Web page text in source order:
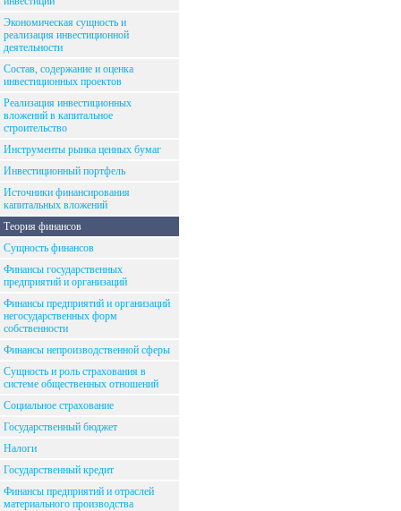
Экономическая сущность и
реализация инвестиционной
деятельности
Состав, содержание и оценка
инвестиционных проектов
Реализация инвестиционных
вложений в капитальное
строительство
Инструменты рынка ценных бумаг
Инвестиционный портфель
Источники финансирования
капитальных вложений
Теория финансов
Сущность финансов
Финансы государственных
предприятий и организаций
Финансы предприятий и организаций
негосударственных форм
собственности
Финансы непроизводственной сферы
Сущность и роль страхования в
системе общественных отношений
Социальное страхование
Государственный бюджет
Налоги
Государственный кредит
Финансы предприятий и отраслей
материального производства